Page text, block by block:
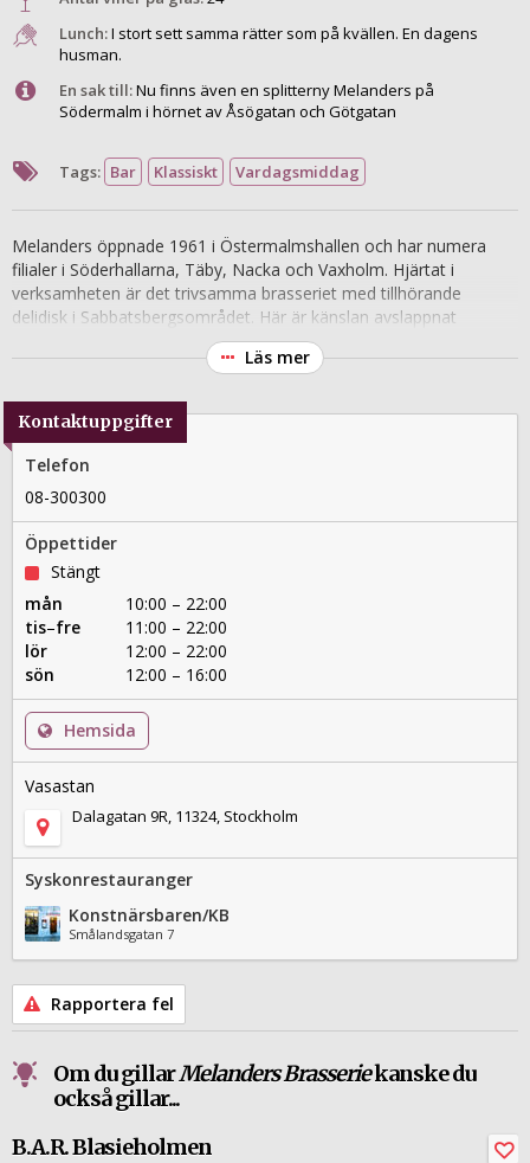
Lunch:I stort sett samma rätter som på kvällen. En dagens
husman.
En sak till:Nu finns även en splitterny Melanders på
Södermalm i hörnet av Åsögatan och Götgatan
Tags: Bar Klassiskt Vardagsmiddag
Melanders öppnade 1961 i Östermalmshallen och har numera
filialer i Söderhallarna, Täby, Nacka och Vaxholm. Hjärtat i
verksamheten är det trivsamma brasseriet med tillhörande
delidisk i Sabbatsbergsområdet. Här är känslan avslappnat
nordisk-fransk med vita väggar, snyggt stengolv och lång spegel
bakom baren. På menyn samsas folkhemsrejäla och prisvärda
tillagade med den snits som krävs för att få Vasastans
medelålders bostadsrättsinnehavare på fall. I delin finns färsk fisk,
skaldjur, ostar, bröd, olivoljor och färdiglagade rätter, och på
Läs mer
Kontaktuppgifter
Telefon
08-300300
Öppettider
Stängt
mån
10:00 – 22:00
tis–fre
11:00 – 22:00
lör
12:00 – 22:00
sön
12:00 – 16:00
Hemsida
Vasastan
Dalagatan 9R, 11324, Stockholm
Syskonrestauranger
Konstnärsbaren/KB
Smålandsgatan 7
Rapportera fel
Om du gillarMelanders Brasseriekanske du
också gillar...
B.A.R. Blasieholmen